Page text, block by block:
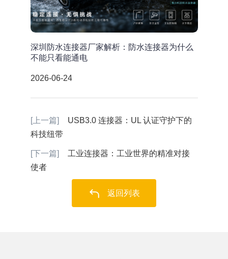
深圳防水连接器厂家解析：防水连接器为什么
不能只看能通电
2026-06-24
[上一篇]
USB3.0 连接器：UL 认证守护下的
科技纽带
[下一篇]
工业连接器：工业世界的精准对接
使者
返回列表